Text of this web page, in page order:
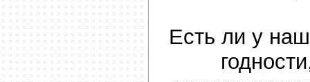
Есть ли у